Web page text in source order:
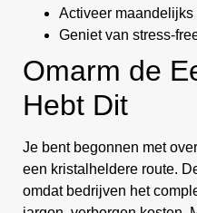
Activeer
Geniet van stress-
Omarm de
Hebt Dit
Je bent begonnen met
een kristalheldere route.
omdat bedrijven het